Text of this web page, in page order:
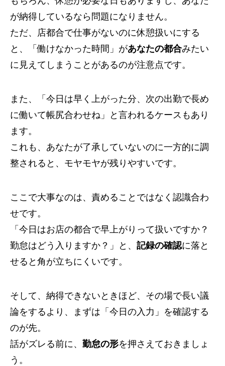
が納得しているなら問題になりません。
ただ、店都合で仕事がないのに休憩扱いにする
と、「働けなかった時間」があなたの都合みたい
に見えてしまうことがあるのが注意点です。
また、「今日は早く上がった分、次の出勤で長め
に働いて帳尻合わせね」と言われるケースもあり
ます。
これも、あなたが了承していないのに一方的に調
整されると、モヤモヤが残りやすいです。
ここで大事なのは、責めることではなく認識合わ
せです。
「今日はお店の都合で早上がりって扱いですか？
勤怠はどう入りますか？」と、 記録の確認に落と
せると角が立ちにくいです。
そして、納得できないときほど、その場で長い議
論をするより、まずは「今日の入力」を確認する
のが先。
話がズレる前に、 勤怠の形を押さえておきましょ
う。